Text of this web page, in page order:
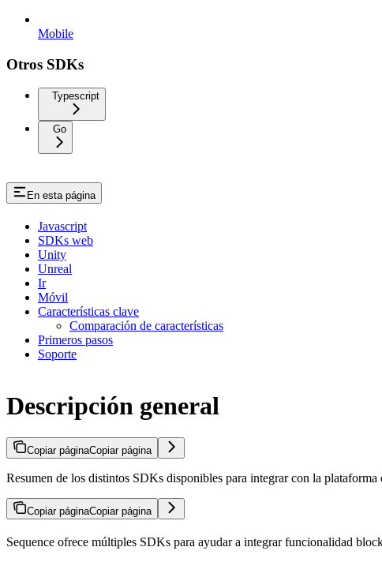
Mobile
Otros SDKs
Typescript
Go
En esta página
Javascript
SDKs web
Unity
Unreal
Ir
Móvil
Características clave
Comparación de características
Primeros pasos
Soporte
Descripción general
Copiar páginaCopiar página
Resumen de los distintos SDKs disponibles para integrar con la plataforma
Copiar páginaCopiar página
Sequence ofrece múltiples SDKs para ayudar a integrar funcionalidad